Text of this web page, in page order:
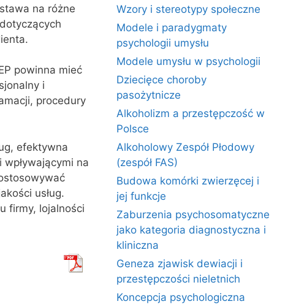
na różne
powinna mieć
i
procedury
efektywna
na
usług.
firmy, lojalności
Wzory i stereotypy społeczne
Modele i paradygmaty
psychologii umysłu
Modele umysłu w psychologii
Dziecięce choroby
pasożytnicze
Alkoholizm a przestępczość w
Polsce
Alkoholowy Zespół Płodowy
(zespół FAS)
Budowa komórki zwierzęcej i
jej funkcje
Zaburzenia psychosomatyczne
jako kategoria diagnostyczna i
kliniczna
Geneza zjawisk dewiacji i
przestępczości nieletnich
Koncepcja psychologiczna